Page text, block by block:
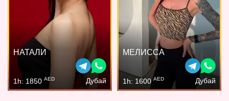
НАТАЛИ
1h: 1850 AED Дубай
МЕЛИССА
1h: 1600AED Дубай